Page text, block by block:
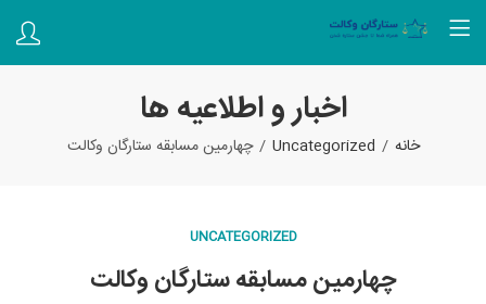
اخبار و اطلاعیه ها
خانه Uncategorized چهارمین مسابقه ستارگان وکالت
UNCATEGORIZED
چهارمین مسابقه ستارگان وکالت